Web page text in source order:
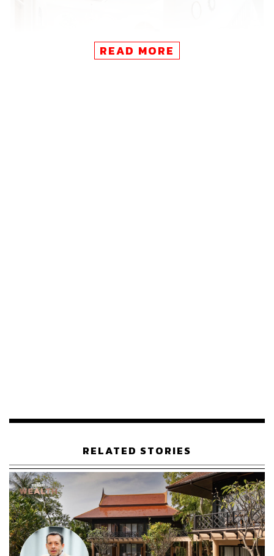
ห้องครัว และโต๊ะกินข้าววางอยู่ ด้านบนเป็นห้องนอนและ
“แรกเริ่มที่ตรงนี้เป็นที่ตาบอดและเต็มไปด้วยกองขยะ ต้อง
ปรับปรุงพื้นที่ใหม่เยอะมากจนท้อ แถมยังไม่มีทางเข้าอีก
ยกเว้นทางคลอง เราจึงต้องติดต่อขอซื้อด้านข้างเพิ่มเพื่อทำที่
จอดรถและทางเข้ามา” เล็ก พรรษพล เล่าให้ฟังเมื่อถามถึง
ความยากง่ายของการทำ Arpo Pool Villa Riverside
READ MORE
RELATED STORIES